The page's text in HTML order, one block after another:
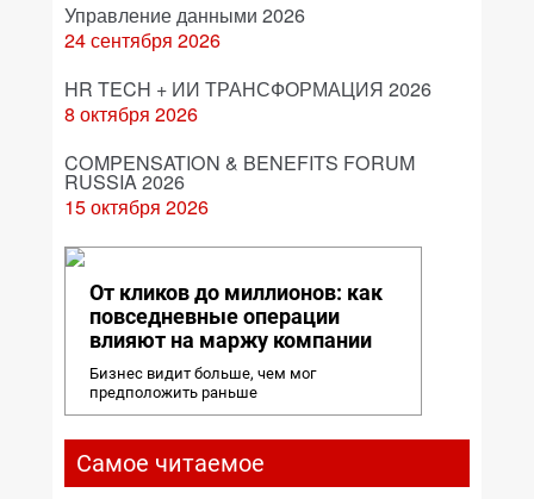
Управление данными 2026
24 сентября 2026
HR TECH + ИИ ТРАНСФОРМАЦИЯ 2026
8 октября 2026
COMPENSATION & BENEFITS FORUM
RUSSIA 2026
15 октября 2026
От кликов до миллионов: как
повседневные операции
влияют на маржу компании
Бизнес видит больше, чем мог
предположить раньше
Самое читаемое